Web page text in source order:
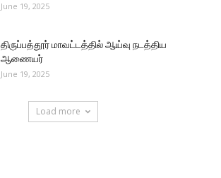
June 19, 2025
திருப்பத்தூர் மாவட்டத்தில் ஆய்வு நடத்திய
ஆணையர்
June 19, 2025
Load more